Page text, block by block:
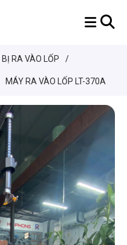
RA VÀO LỐP /
MÁY RA VÀO LỐP LT-370A